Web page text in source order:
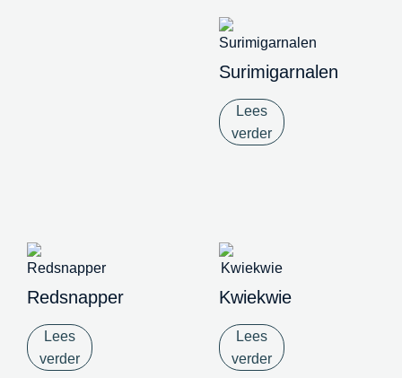
Surimigarnalen
Lees
verder
Redsnapper
Lees
verder
Kwiekwie
Lees
verder